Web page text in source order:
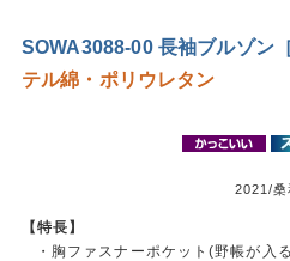
SOWA3088-00 長袖ブルゾン
テル綿・ポリウレタン
2021/桑
【特長】
・胸ファスナーポケット(野帳が入